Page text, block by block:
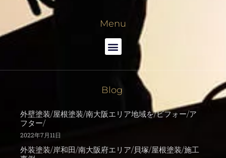
Menu
Blog
外壁塗装/屋根塗装/南大阪エリア地域を/ビフォー/ア
フター/
2022年7月11日
外装塗装/岸和田/南大阪府エリア/貝塚/屋根塗装/施工